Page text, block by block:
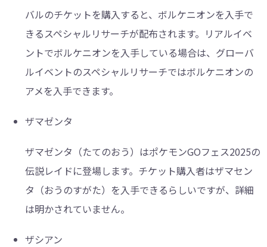
バルのチケットを購入すると、ボルケニオンを入手で
きるスペシャルリサーチが配布されます。リアルイベ
ントでボルケニオンを入手している場合は、グローバ
ルイベントのスペシャルリサーチではボルケニオンの
アメを入手できます。
ザマゼンタ
ザマゼンタ（たてのおう）はポケモンGOフェス2025の
伝説レイドに登場します。チケット購入者はザマセン
タ（おうのすがた）を入手できるらしいですが、詳細
は明かされていません。
ザシアン